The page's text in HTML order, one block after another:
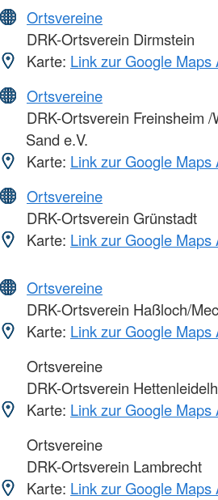
Ortsvereine
DRK-Ortsverein Dirmstein
Karte: Link zur Google Maps
Ortsvereine
DRK-Ortsverein Freinsheim /
Sand e.V.
Karte: Link zur Google Maps
Ortsvereine
DRK-Ortsverein Grünstadt
Karte: Link zur Google Maps
Ortsvereine
DRK-Ortsverein Haßloch/
Karte: Link zur Google Maps
Ortsvereine
DRK-Ortsverein
Karte: Link zur Google Maps
Ortsvereine
DRK-Ortsverein Lambrecht
Karte: Link zur Google Maps